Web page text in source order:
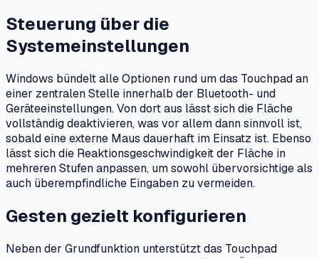
Steuerung über die
Systemeinstellungen
Windows bündelt alle Optionen rund um das Touchpad an
einer zentralen Stelle innerhalb der Bluetooth- und
Geräteeinstellungen. Von dort aus lässt sich die Fläche
vollständig deaktivieren, was vor allem dann sinnvoll ist,
sobald eine externe Maus dauerhaft im Einsatz ist. Ebenso
lässt sich die Reaktionsgeschwindigkeit der Fläche in
mehreren Stufen anpassen, um sowohl übervorsichtige als
auch überempfindliche Eingaben zu vermeiden.
Gesten gezielt konfigurieren
Neben der Grundfunktion unterstützt das Touchpad